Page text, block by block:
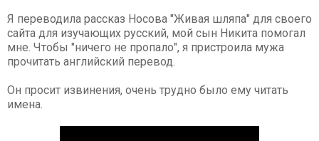
Я переводила рассказ Носова "Живая шляпа" для своего
сайта для изучающих русский, мой сын Никита помогал
мне. Чтобы "ничего не пропало", я пристроила мужа
прочитать английский перевод.
Он просит извинения, очень трудно было ему читать
имена.